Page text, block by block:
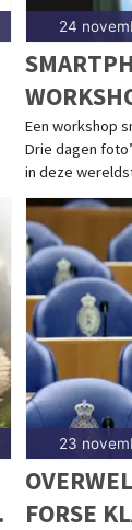
24
Een workshop
Drie dagen
in deze
23
FORSE